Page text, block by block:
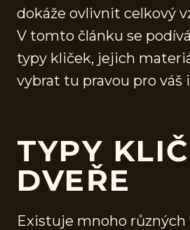
dokáže ovlivnit celkový
V tomto článku se
typy kliček, jejich
vybrat tu pravou pro váš
TYPY
DVEŘE
Existuje mnoho různých